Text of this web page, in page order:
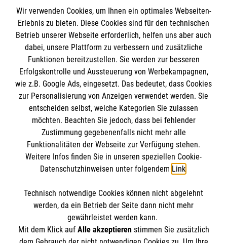
Empfänger: Malteser Hilfsdienst e.V.
IBAN: DE10 3706 0120 1201 2000 12
BIC: GENODED 1PA7
Newsletter abonnieren
Cookies verwalten|AGB|Impressum|Datenschutz
Barrierefreiheit |Kontakt| Sharepoint|Mediathek
Wir verwenden Cookies, um Ihnen ein optimales Webseiten-
Erlebnis zu bieten. Diese Cookies sind für den technischen
Betrieb unserer Webseite erforderlich, helfen uns aber auch
dabei, unsere Plattform zu verbessern und zusätzliche
Funktionen bereitzustellen. Sie werden zur besseren
Erfolgskontrolle und Aussteuerung von Werbekampagnen,
wie z.B. Google Ads, eingesetzt. Das bedeutet, dass Cookies
zur Personalisierung von Anzeigen verwendet werden. Sie
entscheiden selbst, welche Kategorien Sie zulassen
möchten. Beachten Sie jedoch, dass bei fehlender
Zustimmung gegebenenfalls nicht mehr alle
Funktionalitäten der Webseite zur Verfügung stehen.
Weitere Infos finden Sie in unseren speziellen Cookie-
Datenschutzhinweisen unter folgendem Link.
Technisch notwendige Cookies können nicht abgelehnt
werden, da ein Betrieb der Seite dann nicht mehr
gewährleistet werden kann.
Mit dem Klick auf Alle akzeptierenstimmen Sie zusätzlich